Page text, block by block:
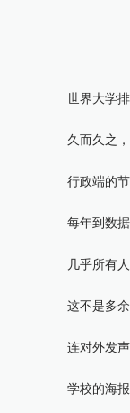
世界大学排
久而久之，
行政端的节
每年到数据
几乎所有人
这不是多余
连对外发声
学校的海报